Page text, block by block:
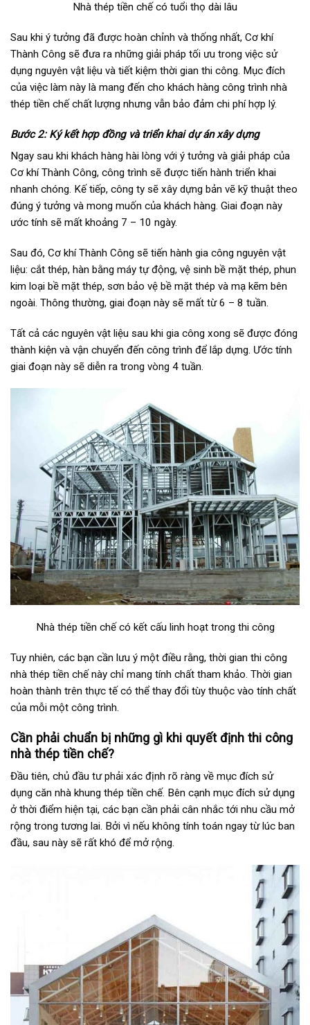
Nhà thép tiền chế có tuổi thọ dài lâu
Sau khi ý tưởng đã được hoàn chỉnh và thống nhất, Cơ khí
Thành Công sẽ đưa ra những giải pháp tối ưu trong việc sử
dụng nguyên vật liệu và tiết kiệm thời gian thi công. Mục đích
của việc làm này là mang đến cho khách hàng công trình nhà
thép tiền chế chất lượng nhưng vẫn bảo đảm chi phí hợp lý.
Bước 2: Ký kết hợp đồng và triển khai dự án xây dựng
Ngay sau khi khách hàng hài lòng với ý tưởng và giải pháp của
Cơ khí Thành Công, công trình sẽ được tiến hành triển khai
nhanh chóng. Kế tiếp, công ty sẽ xây dựng bản vẽ kỹ thuật theo
đúng ý tưởng và mong muốn của khách hàng. Giai đoạn này
ước tính sẽ mất khoảng 7 – 10 ngày.
Sau đó, Cơ khí Thành Công sẽ tiến hành gia công nguyên vật
liệu: cắt thép, hàn bằng máy tự động, vệ sinh bề mặt thép, phun
kim loại bề mặt thép, sơn bảo vệ bề mặt thép và mạ kẽm bên
ngoài. Thông thường, giai đoạn này sẽ mất từ 6 – 8 tuần.
Tất cả các nguyên vật liệu sau khi gia công xong sẽ được đóng
thành kiện và vận chuyển đến công trình để lắp dựng. Ước tính
giai đoạn này sẽ diễn ra trong vòng 4 tuần.
Nhà thép tiền chế có kết cấu linh hoạt trong thi công
Tuy nhiên, các bạn cần lưu ý một điều rằng, thời gian thi công
nhà thép tiền chế này chỉ mang tính chất tham khảo. Thời gian
hoàn thành trên thực tế có thể thay đổi tùy thuộc vào tính chất
của mỗi một công trình.
Cần phải chuẩn bị những gì khi quyết định thi công
nhà thép tiền chế?
Đầu tiên, chủ đầu tư phải xác định rõ ràng về mục đích sử
dụng căn nhà khung thép tiền chế. Bên cạnh mục đích sử dụng
ở thời điểm hiện tại, các bạn cần phải cân nhắc tới nhu cầu mở
rộng trong tương lai. Bởi vì nếu không tính toán ngay từ lúc ban
đầu, sau này sẽ rất khó để mở rộng.